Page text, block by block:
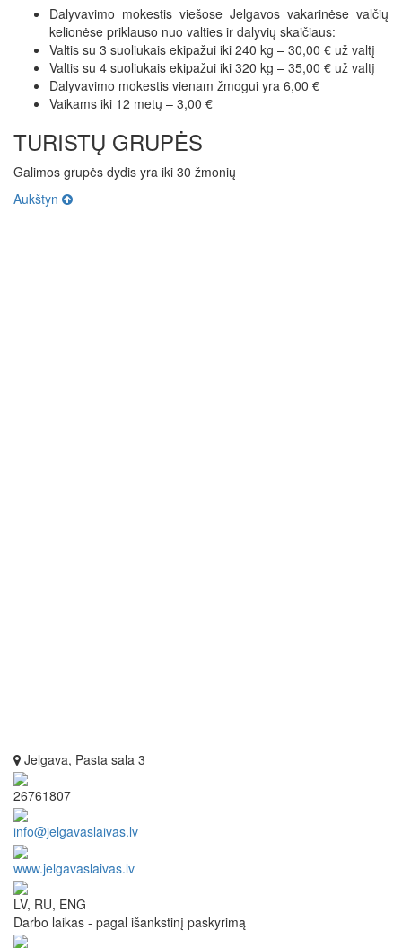
Dalyvavimo mokestis viešose Jelgavos vakarinėse valčių
kelionėse priklauso nuo valties ir dalyvių skaičiaus:
Valtis su 3 suoliukais ekipažui iki 240 kg – 30,00 € už valtį
Valtis su 4 suoliukais ekipažui iki 320 kg – 35,00 € už valtį
Dalyvavimo mokestis vienam žmogui yra 6,00 €
Vaikams iki 12 metų – 3,00 €
TURISTŲ GRUPĖS
Galimos grupės dydis yra iki 30 žmonių
Aukštyn
Jelgava, Pasta sala 3
26761807
info@jelgavaslaivas.lv
www.jelgavaslaivas.lv
LV, RU, ENG
Darbo laikas - pagal išankstinį paskyrimą